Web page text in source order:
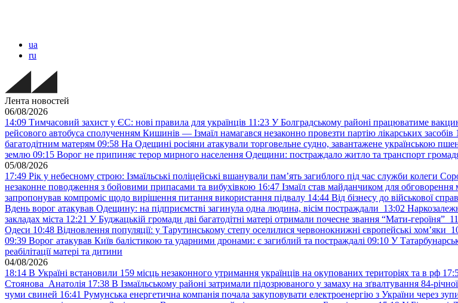
ua
ru
Лента новостей
06/08/2026
14:09 Тимчасовий захист у ЄС: нові правила для українців 11:23 У Болградському районі працюватиме
рейсового автобуса сполученням Кишинів — Ізмаїл намагався незаконно провезти партію лікарських засобів
багатодітним матерям 09:58 На Одещині росіяни атакували торговельне судно, завантажене українською
землю 09:15 Ворог не припиняє терор мирного населення Одещини: постраждало житло та транспорт
05/08/2026
17:49 Рік у небесному строю: Ізмаїльські поліцейські вшанували пам’ять загиблого під час служби колеги
незаконне поводження з бойовими припасами та вибухівкою 16:47 Ізмаїл став майданчиком для обговорення
запропонував компроміс щодо вирішення питання використання підвалу 14:44 Від бізнесу до військової
Вдень ворог атакував Одещину: на підприємстві загинула одна людина, вісім постраждали 13:02
закладах міста 12:21 У Буджацькій громади дві багатодітні матері отримали почесне звання “Мати-героїня”
Одеси 10:48 Відновлення популяції: у Тарутинському степу оселилися червонокнижні європейські хом’яки
09:39 Ворог атакував Київ балістикою та ударними дронами: є загиблий та постраждалі 09:10 У
реабілітації матері та дитини
04/08/2026
18:14 В Україні встановили 159 місць незаконного утримання українців на окупованих територіях та в рф
Стоянова Анатолія 17:38 В Ізмаїльському районі затримали підозрюваного у замаху на зґвалтування 84-
чуми свиней 16:41 Румунська енергетична компанія почала закуповувати електроенергію з України через